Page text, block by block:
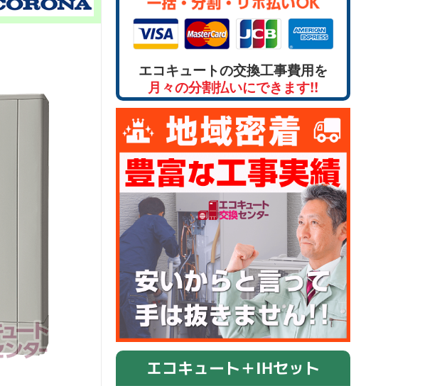
エコキュートの交換工事費用を
月々の分割払いにできます!!
エコキュート＋IHセット